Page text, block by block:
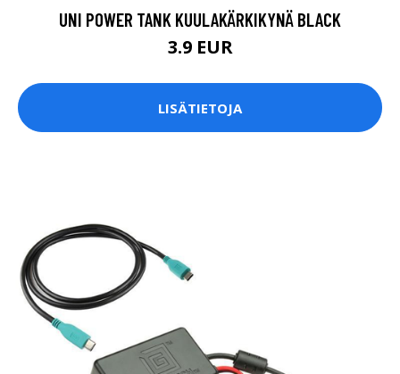
UNI POWER TANK KUULAKÄRKIKYNÄ BLACK
3.9 EUR
LISÄTIETOJA